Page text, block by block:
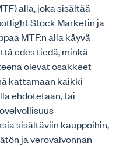
alla, joka sisältää
Stock Marketin ja
MTF:n alla käyvä
edes tiedä, minkä
olevat osakkeet
kattamaan kaikki
ehdotetaan, tai
sisältäviin kauppoihin,
ja verovalvonnan